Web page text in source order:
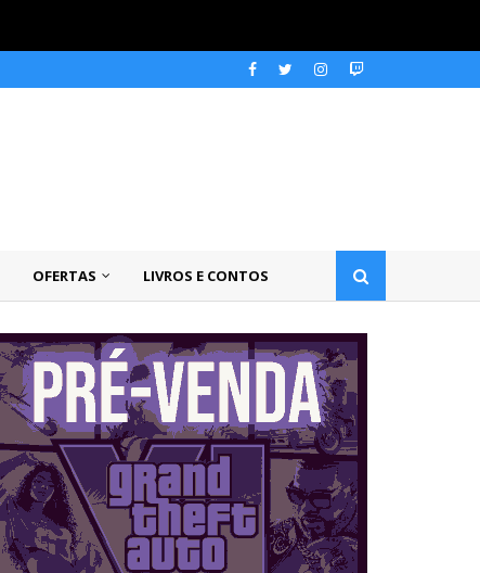
OFERTAS LIVROS E CONTOS